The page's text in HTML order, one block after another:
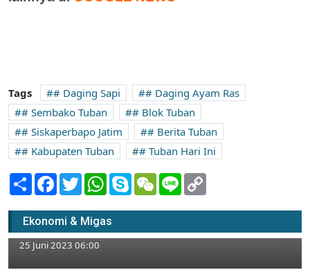
Tags # Daging Sapi
# Daging Ayam Ras
# Sembako Tuban
# Blok Tuban
# Siskaperbapo Jatim
# Berita Tuban
# Kabupaten Tuban
# Tuban Hari Ini
Share Facebook
TwitterWhatsApp
SkypeWeChatLine
Ekonomi & Migas
Mayat Pria Tanpa Identitas di Persawahan
Gegerkan Warga Tuban
25 Juni 2023 06:00